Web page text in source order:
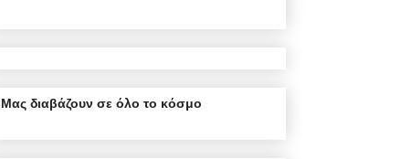
Μας διαβάζουν σε όλο το κόσμο